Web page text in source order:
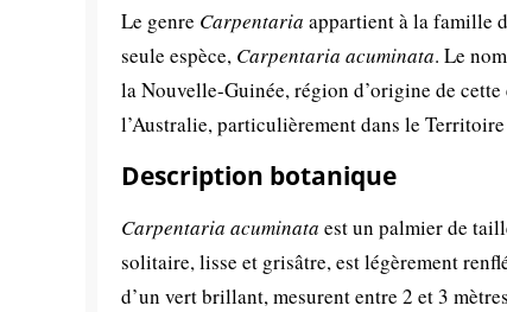
Le genre Carpentaria appartient à la famille
seule espèce, Carpentaria acuminata. Le
la Nouvelle-Guinée, région d’origine de
l’Australie, particulièrement dans le
Description botanique
Carpentaria acuminata est un palmier de
solitaire, lisse et grisâtre, est légèrement
d’un vert brillant, mesurent entre 2 et 3